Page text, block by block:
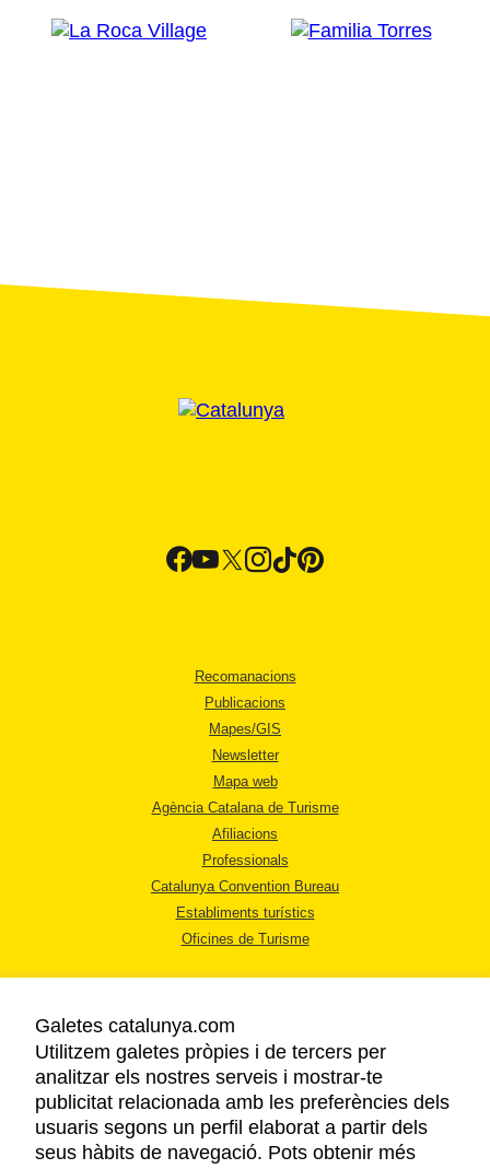
Recomanacions
Publicacions
Mapes/GIS
Newsletter
Mapa web
Agència Catalana de Turisme
Afiliacions
Professionals
Catalunya Convention Bureau
Establiments turístics
Oficines de Turisme
AVÍS LEGAL
POLÍTICA DE PRIVACITAT
COOKIES
Galetes catalunya.com
Utilitzem galetes pròpies i de tercers per
analitzar els nostres serveis i mostrar-te
publicitat relacionada amb les preferències dels
usuaris segons un perfil elaborat a partir dels
seus hàbits de navegació. Pots obtenir més